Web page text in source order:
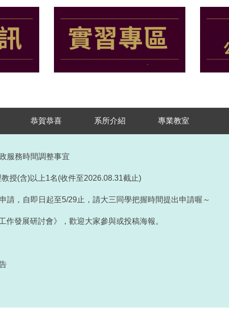
恭賀恭喜 系所介紹 專業教室
服務時間調整事宜
授(含)以上1名(收件至2026.08.31截止)
請，自即日起至5/29止，請大三同學把握時間提出申請喔～
發展研討會》，歡迎大家參與或投稿海報。